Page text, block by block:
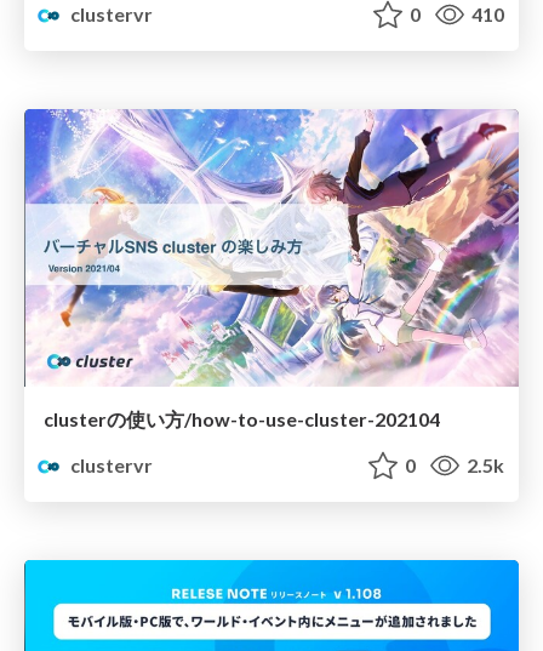
clustervr
0 410
clusterの使い方/how-to-use-cluster-202104
clustervr
0 2.5k